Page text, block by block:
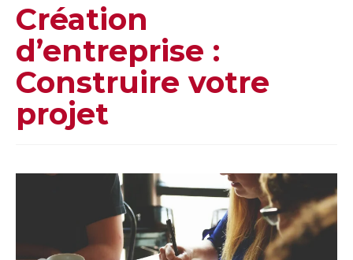
Création
d’entreprise :
Construire votre
projet